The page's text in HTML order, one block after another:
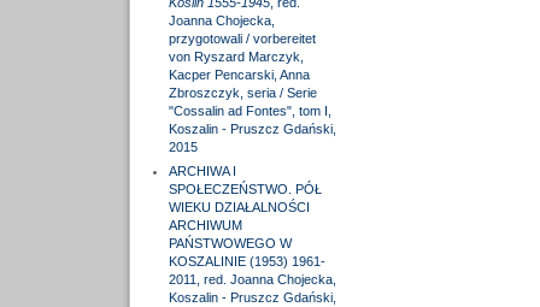
Joanna Chojecka,
przygotowali / vorbereitet
von Ryszard Marczyk,
Kacper Pencarski, Anna
Zbroszczyk, seria / Serie
"Cossalin ad Fontes", tom I,
Koszalin - Pruszcz Gdański,
2015
ARCHIWA I
SPOŁECZEŃSTWO. PÓŁ
WIEKU DZIAŁALNOŚCI
ARCHIWUM
PAŃSTWOWEGO W
KOSZALINIE (1953) 1961-
2011, red. Joanna Chojecka,
Koszalin - Pruszcz Gdański,